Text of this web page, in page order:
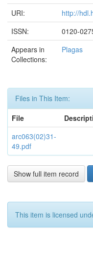
URI:
http://
ISSN:
0120-
Appears in
Collections:
Plagas
Files in This Item:
File
arc063(02)31-
49.pdf
Show full item record
This item is licensed